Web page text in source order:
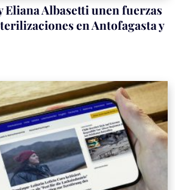
Eliana Albasetti unen fuerzas
en Antofagasta y